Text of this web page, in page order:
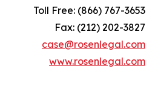
Toll Free: (866) 767-3653
Fax: (212) 202-3827
case@rosenlegal.com
www.rosenlegal.com